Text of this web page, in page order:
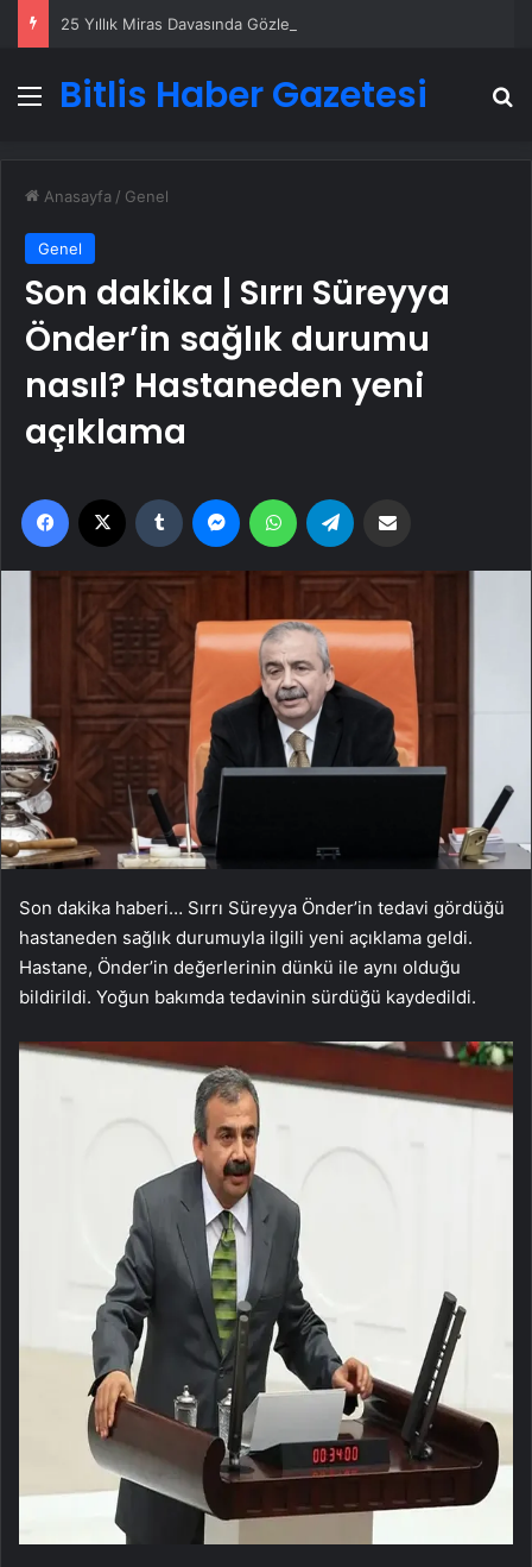
Menü
Bitlis Haber Gazetesi
Anasayfa / Genel
Genel
Son dakika | Sırrı Süreyya
Önder’in sağlık durumu
nasıl? Hastaneden yeni
açıklama
Facebook Tumblr MessengerWhatsApp
Son dakika haberi… Sırrı Süreyya Önder’in tedavi gördüğü
hastaneden sağlık durumuyla ilgili yeni açıklama geldi.
Hastane, Önder’in değerlerinin dünkü ile aynı olduğu
bildirildi. Yoğun bakımda tedavinin sürdüğü kaydedildi.